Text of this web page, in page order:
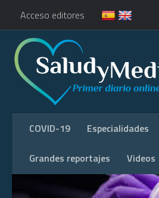
Acceso editores
COVID-19 Especialidades
Grandes reportajes Videos